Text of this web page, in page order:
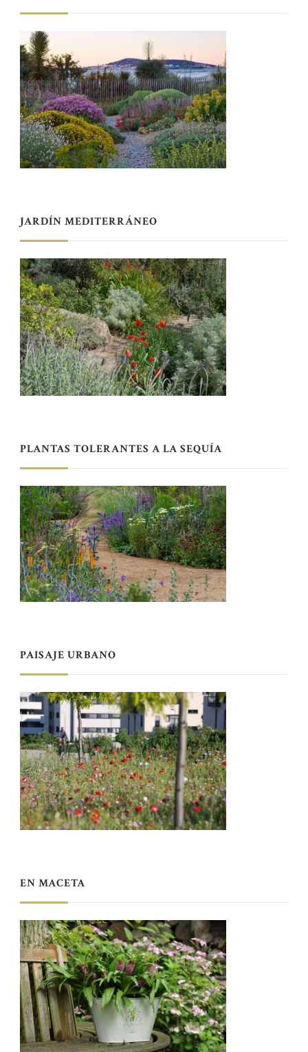
JARDÍN MEDITERRÁNEO
PLANTAS TOLERANTES A LA SEQUÍA
PAISAJE URBANO
EN MACETA